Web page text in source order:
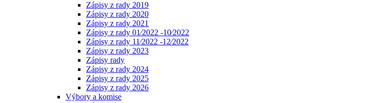
Zápisy z rady 2019
Zápisy z rady 2020
Zápisy z rady 2021
Zápisy z rady 01⁄2022 -10⁄2022
Zápisy z rady 11⁄2022 -12⁄2022
Zápisy z rady 2023
Zápisy rady
Zápisy z rady 2024
Zápisy z rady 2025
Zápisy z rady 2026
Výbory a komise